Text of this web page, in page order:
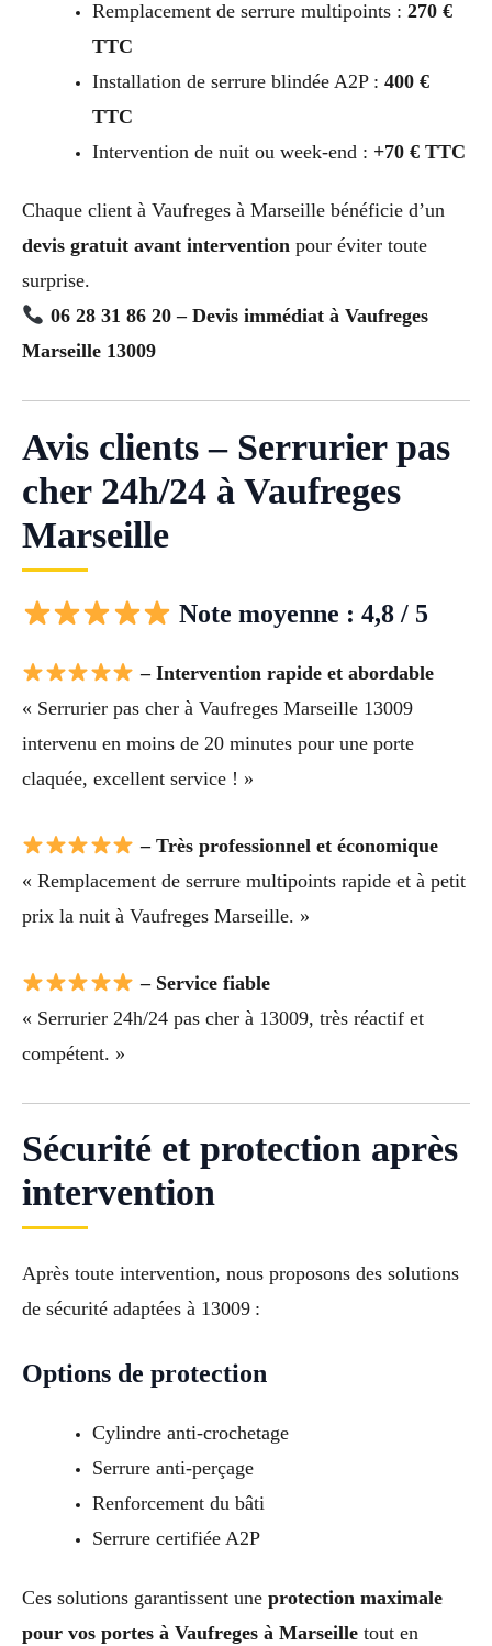
Remplacement de serrure multipoints : 270 €
TTC
Installation de serrure blindée A2P : 400 €
TTC
Intervention de nuit ou week-end : +70 € TTC
Chaque client à Vaufreges à Marseille bénéficie d’un
devis gratuit avant intervention pour éviter toute
surprise.
06 28 31 86 20 – Devis immédiat à Vaufreges
Marseille 13009
Avis clients – Serrurier pas
cher 24h/24 à Vaufreges
Marseille
Note moyenne : 4,8 / 5
– Intervention rapide et abordable
« Serrurier pas cher à Vaufreges Marseille 13009
intervenu en moins de 20 minutes pour une porte
claquée, excellent service ! »
– Très professionnel et économique
« Remplacement de serrure multipoints rapide et à petit
prix la nuit à Vaufreges Marseille. »
– Service fiable
« Serrurier 24h/24 pas cher à 13009, très réactif et
compétent. »
Sécurité et protection après
intervention
Après toute intervention, nous proposons des solutions
de sécurité adaptées à 13009 :
Options de protection
Cylindre anti-crochetage
Serrure anti-perçage
Renforcement du bâti
Serrure certifiée A2P
Ces solutions garantissent une protection maximale
pour vos portes à Vaufreges à Marseille tout en